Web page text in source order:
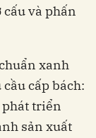
và phấn
xanh
cấp bách:
phát triển
sản xuất